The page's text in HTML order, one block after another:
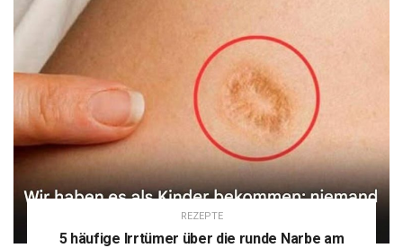
REZEPTE
5 häufige Irrtümer über die runde Narbe am